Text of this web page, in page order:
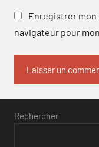
Enregistrer mon
navigateur pour
Rechercher